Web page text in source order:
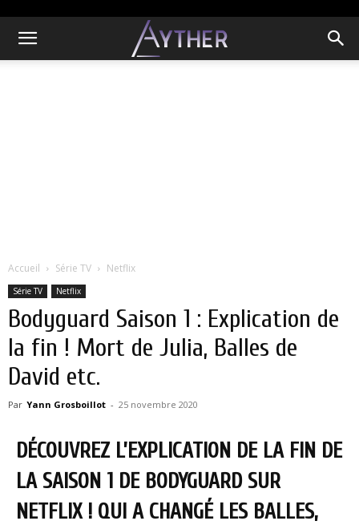
Accueil Série TV Netflix
Série TV Netflix
Bodyguard Saison 1 : Explication de
la fin ! Mort de Julia, Balles de
David etc.
Par Yann Grosboillot - 25 novembre 2020
DÉCOUVREZ L’EXPLICATION DE LA FIN DE
LA SAISON 1 DE BODYGUARD SUR
NETFLIX ! QUI A CHANGÉ LES BALLES,